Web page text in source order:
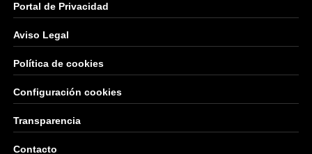
Portal de Privacidad
Aviso Legal
Política de cookies
Configuración cookies
Transparencia
Contacto